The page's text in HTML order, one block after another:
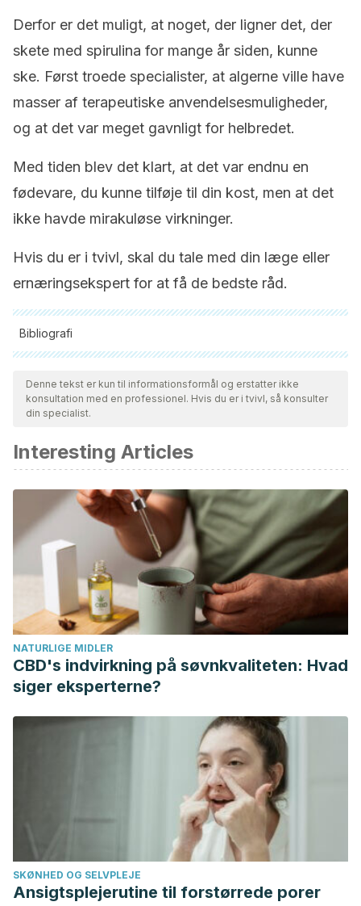
Derfor er det muligt, at noget, der ligner det, der
skete med spirulina for mange år siden, kunne
ske. Først troede specialister, at algerne ville have
masser af terapeutiske anvendelsesmuligheder,
og at det var meget gavnligt for helbredet.
Med tiden blev det klart, at det var endnu en
fødevare, du kunne tilføje til din kost, men at det
ikke havde mirakuløse virkninger.
Hvis du er i tvivl, skal du tale med din læge eller
ernæringsekspert for at få de bedste råd.
Bibliografi
Alle citerede kilder blev grundigt gennemgået af vores team
for at sikre deres kvalitet, pålidelighed, aktualitet og validitet.
Bibliografien i denne artikel blev betragtet som pålidelig og af
Warrilow A., Mellor D., McKune A., Pumpa K., Dietary fat,
fibre, satiation and satiety – a systematic review of acute
studies. Eur J Clin Nutr, 2019. 73 (3): 333-344.
Reid SNS., Ryu JK., Kim Y., Hwan Jeon B., The effects of
fermented Laminaria japonica on short term working
memory and physical fitness in the elderly. Evid Based
Complement Alternat Med, 2018.
Denne tekst er kun til informationsformål og erstatter ikke
konsultation med en professionel. Hvis du er i tvivl, så konsulter
din specialist.
Interesting Articles
NATURLIGE MIDLER
CBD's indvirkning på søvnkvaliteten: Hvad
siger eksperterne?
SKØNHED OG SELVPLEJE
Ansigtsplejerutine til forstørrede porer